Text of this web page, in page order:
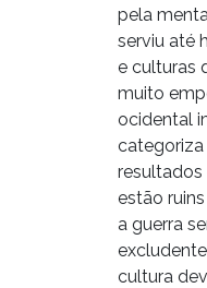
pela
serviu até
e culturas
muito
ocidental
categoriza
resultados
estão
a guerra
cultura